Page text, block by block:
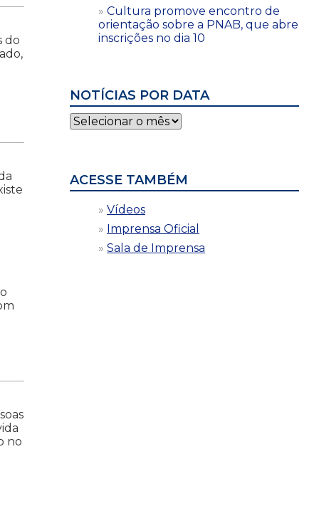
do
no
Cultura promove encontro de
orientação sobre a PNAB, que abre
inscrições no dia 10
NOTÍCIAS POR DATA
Notícias
por
ACESSE TAMBÉM
Vídeos
Imprensa Oficial
Sala de Imprensa